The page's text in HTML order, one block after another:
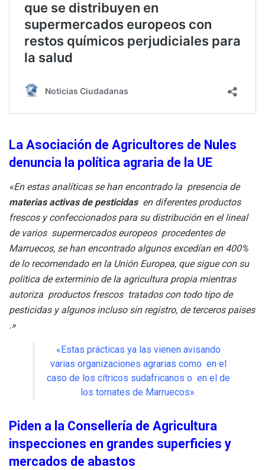
La Asociación de Agricultores de Nules
denuncia la política agraria de la UE
«En estas analíticas se han encontrado la presencia de
materias activas de pesticidas en diferentes productos
frescos y confeccionados para su distribución en el lineal
de varios supermercados europeos procedentes de
Marruecos, se han encontrado algunos excedían en 400%
de lo recomendado en la Unión Europea, que sigue con su
politica de exterminio de la agricultura propia mientras
autoriza productos frescos tratados con todo tipo de
pesticidas y algunos incluso sin registro, de terceros paises
.»
«Estas prácticas ya las vienen avisando
varias organizaciones agrarias como en el
caso de los cítricos sudafricanos o en el de
los tomates de Marruecos».
Piden a la Consellería de Agricultura
inspecciones en grandes superficies y
mercados de abastos